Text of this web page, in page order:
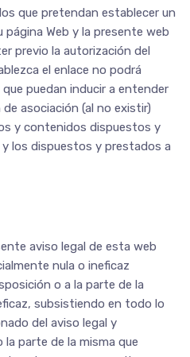
que pretendan establecer un
Web y la presente web
previo la autorización del
el enlace no podrá
puedan inducir a entender
asociación (al no existir)
y contenidos dispuestos y
los dispuestos y prestados a
aviso legal de esta web
nula o ineficaz
o a la parte de la
subsistiendo en todo lo
del aviso legal y
parte de la misma que